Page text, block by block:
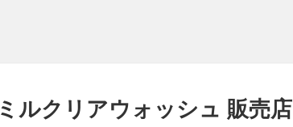
ミルクリアウォッシュ 販売店